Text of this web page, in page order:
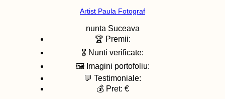
Artist Paula Fotograf
nunta Suceava
🏆 Premii:
🎖️ Nunti verificate:
🖼️ Imagini portofoliu:
💬 Testimoniale:
💰 Pret: €